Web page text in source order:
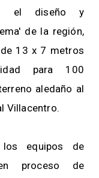
el diseño y
de la región,
13 x 7 metros
para 100
aledaño al
Villacentro.
equipos de
proceso de